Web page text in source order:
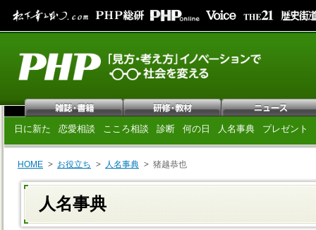
日に新た 恋愛相談 こころ相談 診断 何の日 人名事典 プレゼント
HOME お役立ち 人名事典 猪越恭也
人名事典